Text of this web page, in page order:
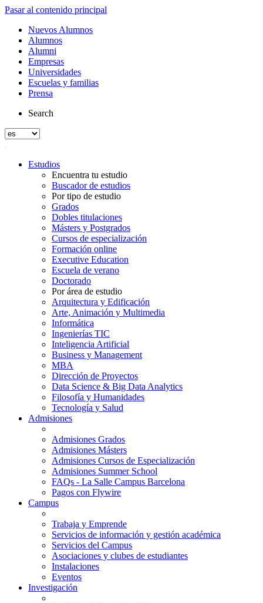
Pasar al contenido principal
Nuevos Alumnos
Alumnos
Alumni
Empresas
Universidades
Escuelas y familias
Prensa
Search
Estudios
Encuentra tu estudio
Buscador de estudios
Por tipo de estudio
Grados
Dobles titulaciones
Másters y Postgrados
Cursos de especialización
Formación online
Executive Education
Escuela de verano
Doctorado
Por área de estudio
Arquitectura y Edificación
Arte, Animación y Multimedia
Informática
Ingenierías TIC
Inteligencia Artificial
Business y Management
MBA
Dirección de Proyectos
Data Science & Big Data Analytics
Filosofía y Humanidades
Tecnología y Salud
Admisiones
Admisiones Grados
Admisiones Másters
Admisiones Cursos de Especialización
Admisiones Summer School
FAQs - La Salle Campus Barcelona
Pagos con Flywire
Campus
Trabaja y Emprende
Servicios de información y gestión académica
Servicios del Campus
Asociaciones y clubes de estudiantes
Instalaciones
Eventos
Investigación